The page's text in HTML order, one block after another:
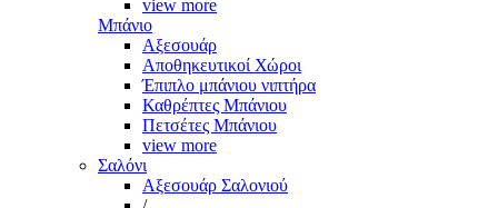
view more
Μπάνιο
Αξεσουάρ
Αποθηκευτικοί Χώροι
Έπιπλο μπάνιου νιπτήρα
Καθρέπτες Μπάνιου
Πετσέτες Μπάνιου
view more
Σαλόνι
Αξεσουάρ Σαλονιού